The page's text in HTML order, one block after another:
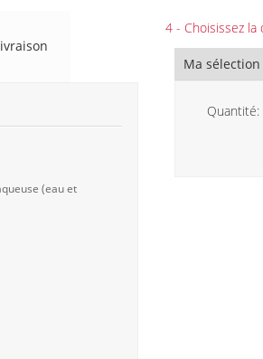
(eau et
4 - Choisissez
Ma sélection
Quantité: